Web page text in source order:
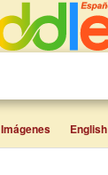
Imágenes English